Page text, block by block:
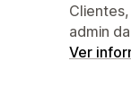
admin
Ver